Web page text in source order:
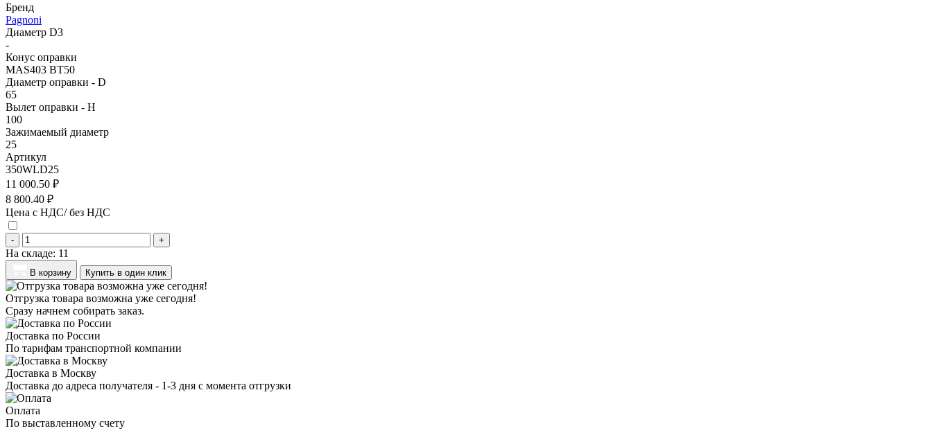
Бренд
Pagnoni
Диаметр D3
-
Конус оправки
MAS403 BT50
Диаметр оправки - D
65
Вылет оправки - H
100
Зажимаемый диаметр
25
Артикул
350WLD25
11 000.50 ₽
8 800.40 ₽
Цена с НДС/ без НДС
- +
На складе: 11
В корзину Купить в один клик
Отгрузка товара возможна уже сегодня!
Сразу начнем собирать заказ.
Доставка по России
По тарифам транспортной компании
Доставка в Москву
Доставка до адреса получателя - 1-3 дня с момента отгрузки
Оплата
По выставленному счету